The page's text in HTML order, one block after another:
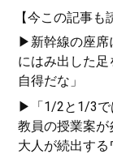
【今この記事も
▶新幹線の座席
にはみ出した足
自得だな」
▶「1/2と1/3で
教員の授業案が
大人が続出する